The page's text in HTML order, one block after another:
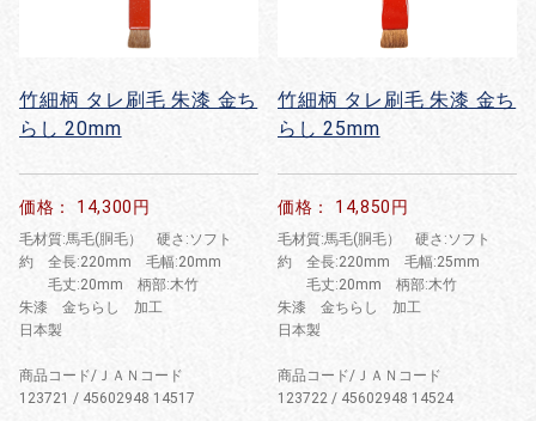
竹細柄 タレ刷毛 朱漆 金ち
らし 20mm
価格： 14,300円
毛材質:馬毛(胴毛） 硬さ:ソフト
約 全長:220mm 毛幅:20mm
毛丈:20mm 柄部:木竹
朱漆 金ちらし 加工
日本製
商品コード/ＪＡＮコード
123721 / 45602948 14517
竹細柄 タレ刷毛 朱漆 金ち
らし 25mm
価格： 14,850円
毛材質:馬毛(胴毛） 硬さ:ソフト
約 全長:220mm 毛幅:25mm
毛丈:20mm 柄部:木竹
朱漆 金ちらし 加工
日本製
商品コード/ＪＡＮコード
123722 / 45602948 14524